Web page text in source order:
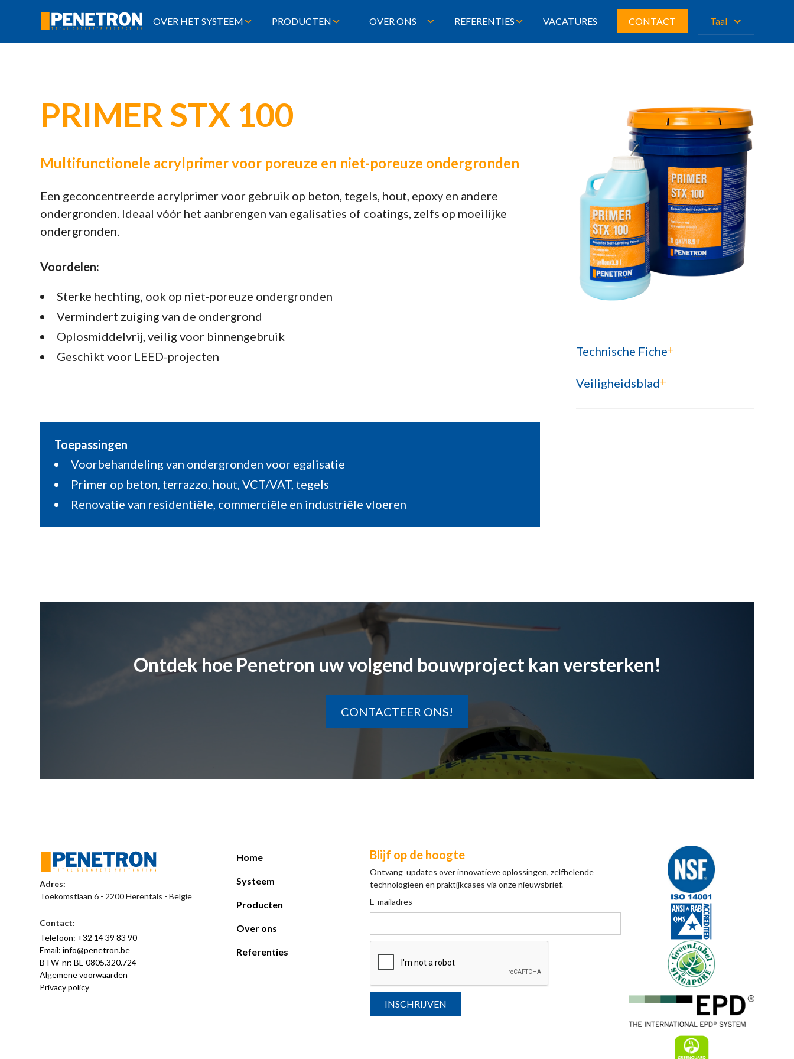
OVER HET SYSTEEM PRODUCTEN OVER ONS REFERENTIES VACATURES CONTACT Taal
PRIMER STX 100
Multifunctionele acrylprimer voor poreuze en niet-poreuze ondergronden
Een geconcentreerde acrylprimer voor gebruik op beton, tegels, hout, epoxy en andere
ondergronden. Ideaal vóór het aanbrengen van egalisaties of coatings, zelfs op moeilijke
ondergronden.
Voordelen:
Sterke hechting, ook op niet-poreuze ondergronden
Vermindert zuiging van de ondergrond
Oplosmiddelvrij, veilig voor binnengebruik
Geschikt voor LEED-projecten
Toepassingen
Voorbehandeling van ondergronden voor egalisatie
Primer op beton, terrazzo, hout, VCT/VAT, tegels
Renovatie van residentiële, commerciële en industriële vloeren
Technische Fiche+
Veiligheidsblad+
Ontdek hoe Penetron uw volgend bouwproject kan versterken!
CONTACTEER ONS!
Adres:
Toekomstlaan 6 - 2200 Herentals - België
Contact:
Telefoon: +32 14 39 83 90
Email: info@penetron.be
BTW-nr: BE 0805.320.724
Algemene voorwaarden
Privacy policy
Home
Systeem
Producten
Over ons
Referenties
Blijf op de hoogte
Ontvang updates over innovatieve oplossingen, zelfhelende
technologieën en praktijkcases via onze nieuwsbrief.
E-mailadres